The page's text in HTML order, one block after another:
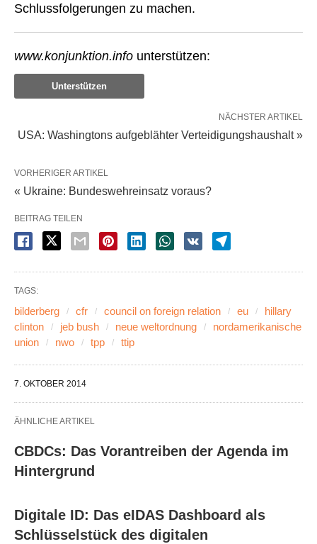
Schlussfolgerungen zu machen.
www.konjunktion.info unterstützen:
Unterstützen
NÄCHSTER ARTIKEL
USA: Washingtons aufgeblähter Verteidigungshaushalt »
VORHERIGER ARTIKEL
« Ukraine: Bundeswehreinsatz voraus?
BEITRAG TEILEN
TAGS:
bilderberg cfr council on foreign relation eu
hillary
clinton
jeb bush neue weltordnung
nordamerikanische
union
nwo tpp ttip
7. OKTOBER 2014
ÄHNLICHE ARTIKEL
CBDCs: Das Vorantreiben der Agenda im
Hintergrund
Digitale ID: Das eIDAS Dashboard als
Schlüsselstück des digitalen